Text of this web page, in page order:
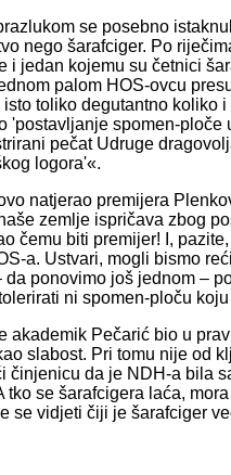
se posebno
nego šarafciger. Po
i jedan kojemu su četnici
palom HOS-ovcu
toliko degutantno koliko
'postavljanje spomen-
pečat Udruge
logora'«.
natjerao premijera
zemlje ispričava zbog
čemu biti premijer! I,
a. Ustvari, mogli bismo
ponovimo još jednom –
ni spomen-ploču
akademik Pečarić bio u
slabost. Pri tomu nije od
činjenicu da je NDH-a bila
tko se šarafcigera laća,
se vidjeti čiji je šarafciger